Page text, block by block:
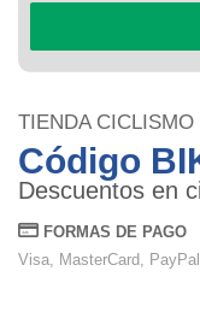
TIENDA
Código
Descuentos en
FORMAS DE PAGO
Visa, MasterCard,